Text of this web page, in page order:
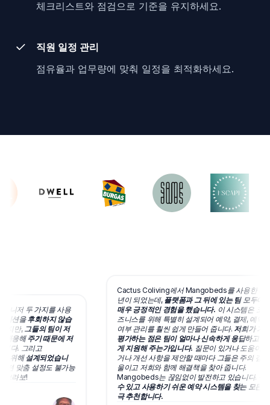
체크리스트와 점검으로 기준을 유지하세요.
직원 일정 관리
점유율과 업무량에 맞춰 일정을 최적화하세요.
니저 두 가지를 사용
션을 후회하지 않습
지만,그들의 팀이 저
응해 주기 때문에 저
다.그리고
위해 설계되었습니
맞춤 설정도 불가능
라보!
Cactus Coliving에서 Mangobeds를 사용한 지
년이 되었는데,플랫폼과 그 뒤에 있는 팀 모두에
매우 긍정적인 경험을 했습니다.이 시스템은 코리
즈니스를 위해 특별히 설계되어 예약, 결제, 예약
여부 관리를 훨씬 쉽게 만들어 줍니다.저희가 가장
평가하는 점은 팀이 얼마나 신속하게 응답하고 든
게 지원해 주는가입니다.질문이 있거나 도움이 필
거나 개선 사항을 제안할 때마다 그들은 주의 깊게
울이고 저희와 함께 해결책을 찾아 줍니다.
Mangobeds는 끊임없이 발전하고 있습니다.신뢰
수 있고 사용하기 쉬운 예약 시스템을 찾는 모든 분
극 추천합니다.